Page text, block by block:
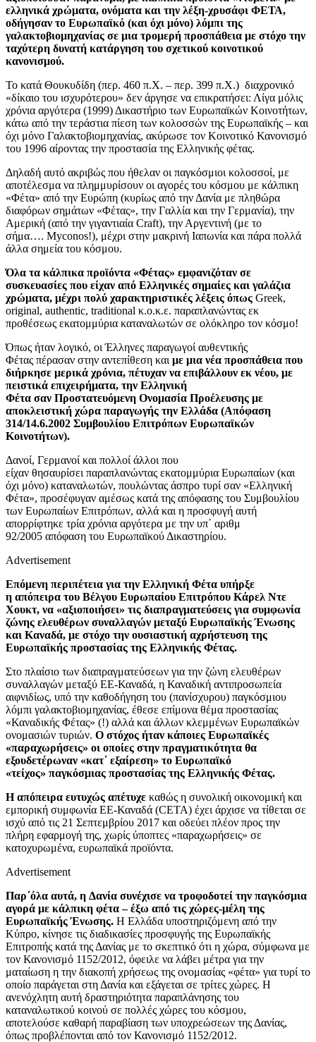
ελληνικά χρώματα, ονόματα και την λέξη-χρυσάφι ΦΕΤΑ,
οδήγησαν το Ευρωπαϊκό (και όχι μόνο) λόμπι της
γαλακτοβιομηχανίας σε μια τρομερή προσπάθεια με στόχο την
ταχύτερη δυνατή κατάργηση του σχετικού κοινοτικού
κανονισμού.
Το κατά Θουκυδίδη (περ. 460 π.Χ. – περ. 399 π.Χ.) διαχρονικό
«δίκαιο του ισχυρότερου» δεν άργησε να επικρατήσει: Λίγα μόλις
χρόνια αργότερα (1999) Δικαστήριο των Ευρωπαϊκών Κοινοτήτων,
κάτω από την τεράστια πίεση των κολοσσών της Ευρωπαϊκής – και
όχι μόνο Γαλακτοβιομηχανίας, ακύρωσε τον Κοινοτικό Κανονισμό
του 1996 αίροντας την προστασία της Ελληνικής φέτας.
Δηλαδή αυτό ακριβώς που ήθελαν οι παγκόσμιοι κολοσσοί, με
αποτέλεσμα να πλημμυρίσουν οι αγορές του κόσμου με κάλπικη
«Φέτα» από την Ευρώπη (κυρίως από την Δανία με πληθώρα
διαφόρων σημάτων «Φέτας», την Γαλλία και την Γερμανία), την
Αμερική (από την γιγαντιαία Craft), την Αργεντινή (με το
σήμα…. Myconos!), μέχρι στην μακρινή Ιαπωνία και πάρα πολλά
άλλα σημεία του κόσμου.
Όλα τα κάλπικα προϊόντα «Φέτας» εμφανιζόταν σε
συσκευασίες που είχαν από Ελληνικές σημαίες και γαλάζια
χρώματα, μέχρι πολύ χαρακτηριστικές λέξεις όπως Greek,
original, authentic, traditional κ.ο.κ.ε. παραπλανώντας εκ
προθέσεως εκατομμύρια καταναλωτών σε ολόκληρο τον κόσμο!
Όπως ήταν λογικό, οι Έλληνες παραγωγοί αυθεντικής
Φέτας πέρασαν στην αντεπίθεση και με μια νέα προσπάθεια που
διήρκησε μερικά χρόνια, πέτυχαν να επιβάλλουν εκ νέου, με
πειστικά επιχειρήματα, την Ελληνική
Φέτα σαν Προστατευόμενη Ονομασία Προέλευσης με
αποκλειστική χώρα παραγωγής την Ελλάδα (Απόφαση
314/14.6.2002 Συμβουλίου Επιτρόπων Ευρωπαϊκών
Κοινοτήτων).
Δανοί, Γερμανοί και πολλοί άλλοι που
είχαν θησαυρίσει παραπλανώντας εκατομμύρια Ευρωπαίων (και
όχι μόνο) καταναλωτών, πουλώντας άσπρο τυρί σαν «Ελληνική
Φέτα», προσέφυγαν αμέσως κατά της απόφασης του Συμβουλίου
των Ευρωπαίων Επιτρόπων, αλλά και η προσφυγή αυτή
απορρίφτηκε τρία χρόνια αργότερα με την υπ΄ αριθμ
92/2005 απόφαση του Ευρωπαϊκού Δικαστηρίου.
Advertisement
Επόμενη περιπέτεια για την Ελληνική Φέτα υπήρξε
η απόπειρα του Βέλγου Ευρωπαίου Επιτρόπου Κάρελ Ντε
Χουκτ, να «αξιοποιήσει» τις διαπραγματεύσεις για συμφωνία
ζώνης ελευθέρων συναλλαγών μεταξύ Ευρωπαϊκής Ένωσης
και Καναδά, με στόχο την ουσιαστική αχρήστευση της
Ευρωπαϊκής προστασίας της Ελληνικής Φέτας.
Στο πλαίσιο των διαπραγματεύσεων για την ζώνη ελευθέρων
συναλλαγών μεταξύ ΕΕ-Καναδά, η Καναδική αντιπροσωπεία
αιφνιδίως, υπό την καθοδήγηση του (πανίσχυρου) παγκόσμιου
λόμπι γαλακτοβιομηχανίας, έθεσε επίμονα θέμα προστασίας
«Καναδικής Φέτας» (!) αλλά και άλλων κλεμμένων Ευρωπαϊκών
ονομασιών τυριών. Ο στόχος ήταν κάποιες Ευρωπαϊκές
«παραχωρήσεις» οι οποίες στην πραγματικότητα θα
εξουδετέρωναν «κατ΄ εξαίρεση» το Ευρωπαϊκό
«τείχος» παγκόσμιας προστασίας της Ελληνικής Φέτας.
Η απόπειρα ευτυχώς απέτυχε καθώς η συνολική οικονομική και
εμπορική συμφωνία ΕΕ-Καναδά (CETA) έχει άρχισε να τίθεται σε
ισχύ από τις 21 Σεπτεμβρίου 2017 και οδεύει πλέον προς την
πλήρη εφαρμογή της, χωρίς ύποπτες «παραχωρήσεις» σε
κατοχυρωμένα, ευρωπαϊκά προϊόντα.
Advertisement
Παρ΄όλα αυτά, η Δανία συνέχισε να τροφοδοτεί την παγκόσμια
αγορά με κάλπικη φέτα – έξω από τις χώρες-μέλη της
Ευρωπαϊκής Ένωσης. Η Ελλάδα υποστηριζόμενη από την
Κύπρο, κίνησε τις διαδικασίες προσφυγής της Ευρωπαϊκής
Επιτροπής κατά της Δανίας με το σκεπτικό ότι η χώρα, σύμφωνα με
τον Κανονισμό 1152/2012, όφειλε να λάβει μέτρα για την
ματαίωση η την διακοπή χρήσεως της ονομασίας «φέτα» για τυρί το
οποίο παράγεται στη Δανία και εξάγεται σε τρίτες χώρες. Η
ανενόχλητη αυτή δραστηριότητα παραπλάνησης του
καταναλωτικού κοινού σε πολλές χώρες του κόσμου,
αποτελούσε καθαρή παραβίαση των υποχρεώσεων της Δανίας,
όπως προβλέπονται από τον Κανονισμό 1152/2012.